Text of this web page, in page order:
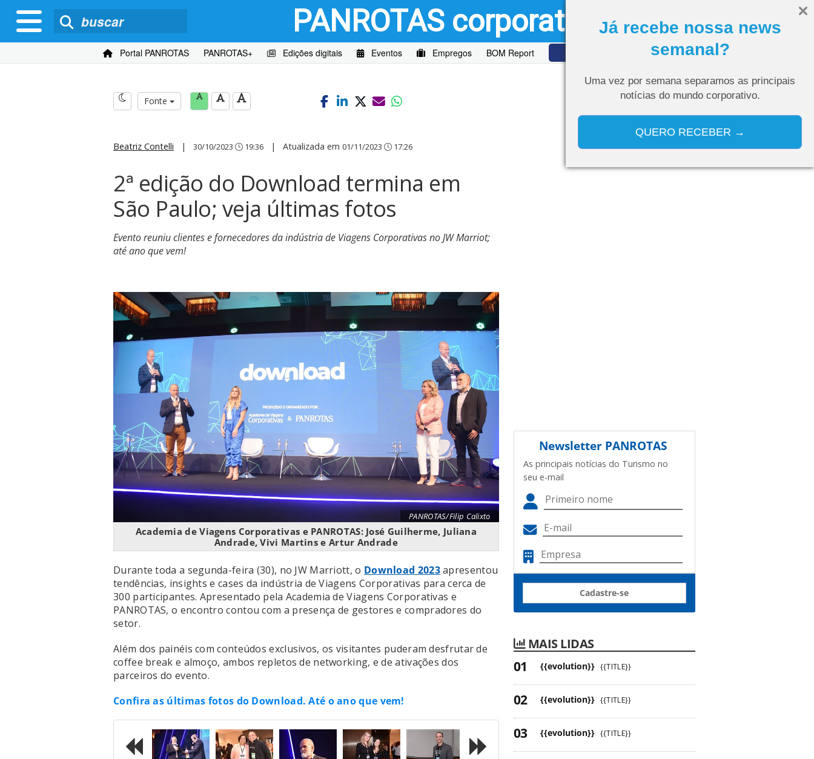
Já recebe nossa news
semanal?
Uma vez por semana separamos as principais
notícias do mundo corporativo.
QUERO RECEBER →
PANROTAS corporativo
Portal PANROTAS PANROTAS+ Edições digitais Eventos Empregos BOM Report Curso de IA
Fonte
Beatriz Contelli | 30/10/2023 19:36 | Atualizada em 01/11/2023 17:26
2ª edição do Download termina em
São Paulo; veja últimas fotos
Evento reuniu clientes e fornecedores da indústria de Viagens Corporativas no JW Marriot;
até ano que vem!
PANROTAS/Filip Calixto
Academia de Viagens Corporativas e PANROTAS: José Guilherme, Juliana
Andrade, Vivi Martins e Artur Andrade
Durante toda a segunda-feira (30), no JW Marriott, o Download 2023apresentou
tendências, insights e cases da indústria de Viagens Corporativas para cerca de
300 participantes. Apresentado pela Academia de Viagens Corporativas e
PANROTAS, o encontro contou com a presença de gestores e compradores do
setor.
Além dos painéis com conteúdos exclusivos, os visitantes puderam desfrutar de
coffee break e almoço, ambos repletos de networking, e de ativações dos
parceiros do evento.
Confira as últimas fotos do Download. Até o ano que vem!
Newsletter PANROTAS
As principais notícias do Turismo no
seu e-mail
Cadastre-se
MAIS LIDAS
{{evolution}} {{TITLE}}
{{evolution}} {{TITLE}}
{{evolution}} {{TITLE}}